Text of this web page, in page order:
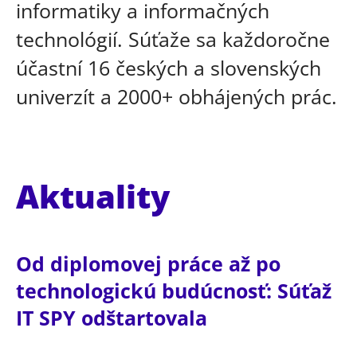
informatiky a informačných
technológií. Súťaže sa každoročne
účastní 16 českých a slovenských
univerzít a 2000+ obhájených prác.
Aktuality
Od diplomovej práce až po
technologickú budúcnosť: Súťaž
IT SPY odštartovala